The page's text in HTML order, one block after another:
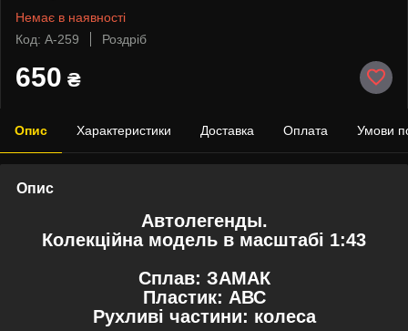
Немає в наявності
Код: А-259
Роздріб
650 ₴
Опис Характеристики Доставка Оплата Умови
Опис
Автолегенды.
Колекційна модель в масштабі 1:43
Сплав: ЗАМАК
Пластик: АВС
Рухливі частини: колеса